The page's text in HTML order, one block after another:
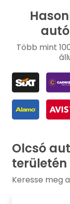
Több mint
Olcsó
területén
Keresse meg